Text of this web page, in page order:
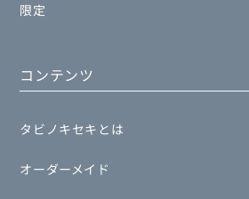
限定
コンテンツ
タビノキセキとは
オーダーメイド